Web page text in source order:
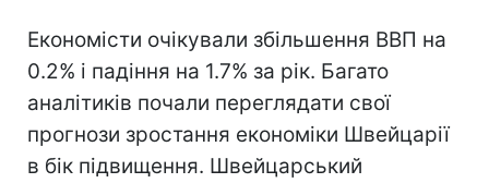
Економісти очікували збільшення ВВП на
0.2% і падіння на 1.7% за рік. Багато
аналітиків почали переглядати свої
прогнози зростання економіки Швейцарії
в бік підвищення. Швейцарський